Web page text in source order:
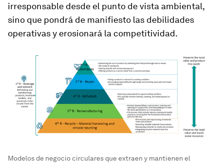
irresponsable desde el punto de vista ambiental,
sino que pondrá de manifiesto las debilidades
operativas y erosionará la competitividad.
Modelos de negocio circulares que extraen y mantienen el